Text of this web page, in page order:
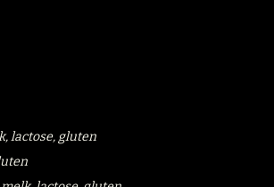
lactose, gluten